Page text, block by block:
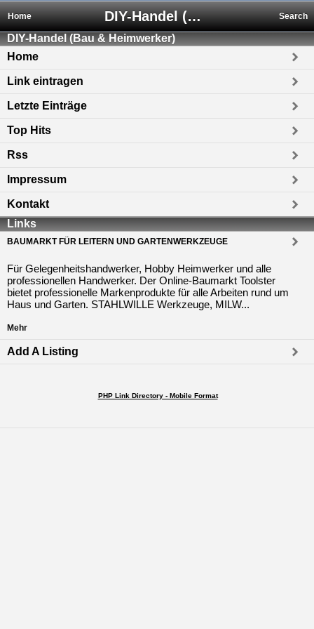
DIY-Handel (Bau & Heimwerker)
Home Search
DIY-Handel (Bau & Heimwerker)
Home
Link eintragen
Letzte Einträge
Top Hits
Rss
Impressum
Kontakt
Links
BAUMARKT FÜR LEITERN UND GARTENWERKZEUGE
Für Gelegenheitshandwerker, Hobby Heimwerker und alle
professionellen Handwerker. Der Online-Baumarkt Toolster
bietet professionelle Markenprodukte für alle Arbeiten rund um
Haus und Garten. STAHLWILLE Werkzeuge, MILW...
Mehr
Add A Listing
PHP Link Directory - Mobile Format